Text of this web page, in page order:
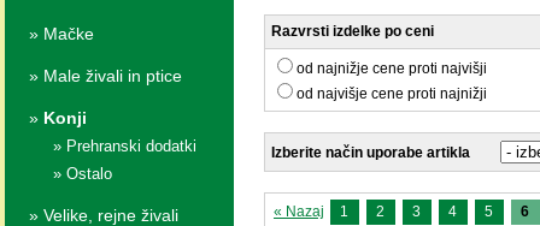
» Mačke
» Male živali in ptice
» Konji
» Prehranski dodatki
» Ostalo
» Velike, rejne živali
Razvrsti izdelke po ceni
od najnižje cene proti najvišji
od najvišje cene proti najnižji
Izberite način uporabe artikla
« Nazaj 1 2 3 4 5 6